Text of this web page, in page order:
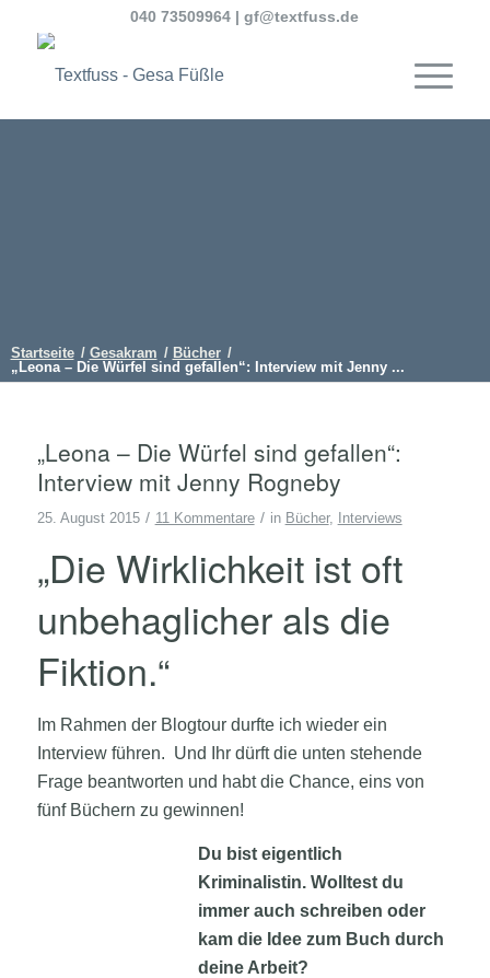
040 73509964 |gf@textfuss.de
Startseite / Gesakram / Bücher /
„Leona – Die Würfel sind gefallen“: Interview mit Jenny ...
„Leona – Die Würfel sind gefallen“:
Interview mit Jenny Rogneby
25. August 2015 / 11 Kommentare / in Bücher, Interviews
„Die Wirklichkeit ist oft
unbehaglicher als die
Fiktion.“
Im Rahmen der Blogtour durfte ich wieder ein
Interview führen. Und Ihr dürft die unten stehende
Frage beantworten und habt die Chance, eins von
fünf Büchern zu gewinnen!
Du bist eigentlich
Kriminalistin. Wolltest du
immer auch schreiben oder
kam die Idee zum Buch durch
deine Arbeit?